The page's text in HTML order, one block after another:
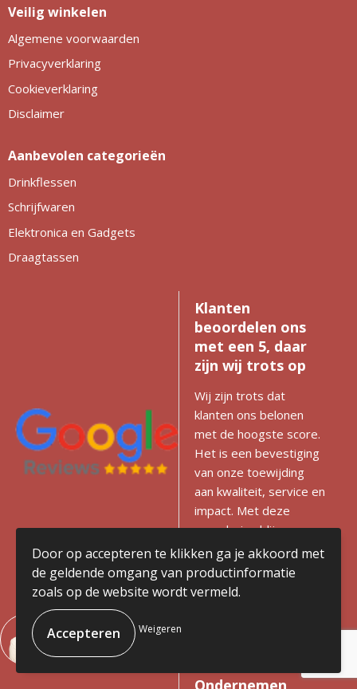
Veilig winkelen
Algemene voorwaarden
Privacyverklaring
Cookieverklaring
Disclaimer
Aanbevolen categorieën
Drinkflessen
Schrijfwaren
Elektronica en Gadgets
Draagtassen
Klanten
beoordelen ons
met een 5, daar
zijn wij trots op
Wij zijn trots dat
klanten ons belonen
met de hoogste score.
Het is een bevestiging
van onze toewijding
aan kwaliteit, service en
impact. Met deze
waardering blijven we
gedreven om het beste
te leveren!
Bekijk onze reviews
Ondernemen
Door op accepteren te klikken ga je akkoord met
de geldende omgang van productinformatie
zoals op de website wordt vermeld.
Weigeren